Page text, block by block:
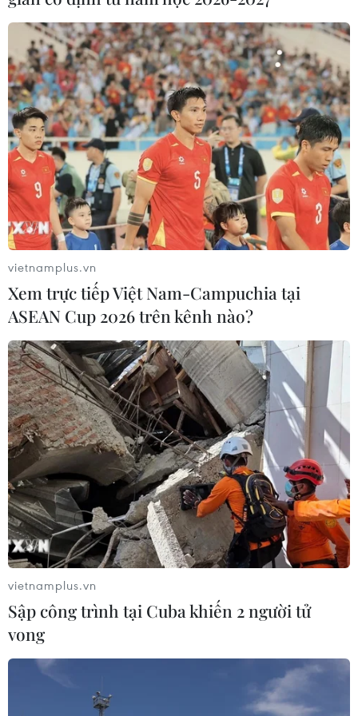
vietnamplus.vn
Xem trực tiếp Việt Nam-Campuchia tại
ASEAN Cup 2026 trên kênh nào?
vietnamplus.vn
Sập công trình tại Cuba khiến 2 người tử
vong